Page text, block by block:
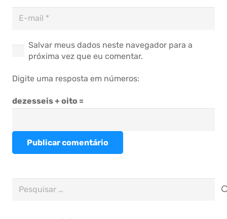
Salvar meus dados neste navegador para a
próxima vez que eu comentar.
Digite uma resposta em números:
dezesseis + oito =
Publicar comentário
Pesquisar